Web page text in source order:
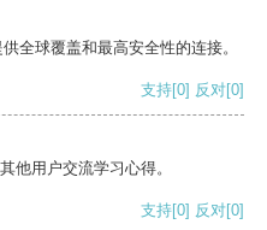
全球覆盖和最高安全性的连接。
支持[0] 反对[0]
他用户交流学习心得。
支持[0] 反对[0]